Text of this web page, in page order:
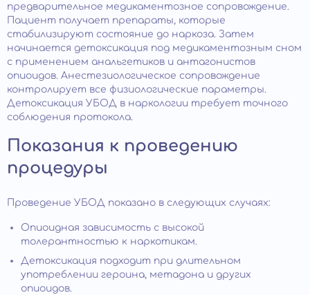
предварительное медикаментозное сопровождение.
Пациент получает препараты, которые
стабилизируют состояние до наркоза. Затем
начинается детоксикация под медикаментозным сном
с применением анальгетиков и антагонистов
опиоидов. Анестезиологическое сопровождение
контролирует все физиологические параметры.
Детоксикация УБОД в наркологии требует точного
соблюдения протокола.
Показания к проведению
процедуры
Проведение УБОД показано в следующих случаях:
Опиоидная зависимость с высокой
толерантностью к наркотикам.
Детоксикация подходит при длительном
употреблении героина, метадона и других
опиоидов.